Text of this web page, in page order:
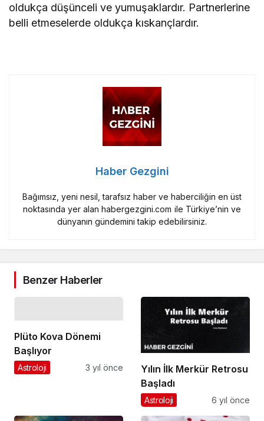
oldukça düşünceli ve yumuşaklardır. Partnerlerine
belli etmeselerde oldukça kıskançlardır.
Haber Gezgini
Bağımsız, yeni nesil, tarafsız haber ve haberciliğin en üst
noktasında yer alan habergezgini.com ile Türkiye’nin ve
dünyanın gündemini takip edebilirsiniz.
Benzer Haberler
Plüto Kova Dönemi
Başlıyor
Astroloji 3 yıl önce
Yılın İlk Merkür Retrosu
Başladı
Astroloji 6 yıl önce